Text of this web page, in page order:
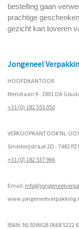
bestelling gaan
prachtige
gezicht kan toveren
Jongeneel
HOOFDKANTOOR
Meridiaan 9 - 2801 DA
+31 (0) 182 555 050
VERKOOPKANTOOR NL-
Smederijstraat 2D - 7482
+31 (0) 182 537 966
Email:
www.
IBAN: NL92INGB 0668 5222